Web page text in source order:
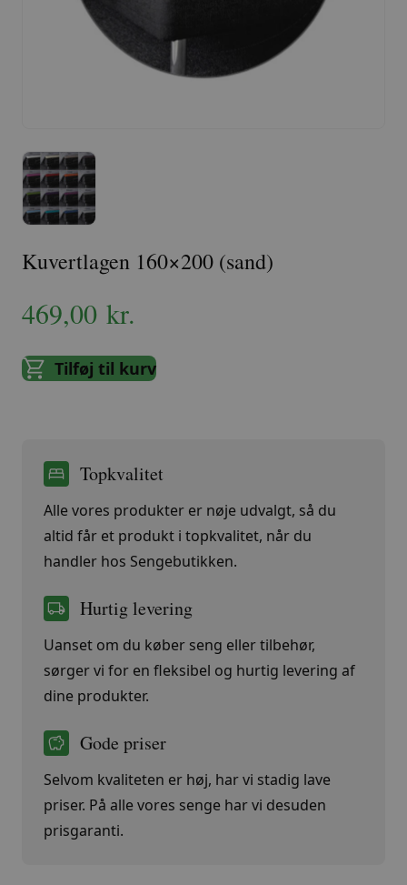
Kuvertlagen 160×200 (sand)
469,00 kr.
Tilføj til kurv
Topkvalitet
Alle vores produkter er nøje udvalgt, så du
altid får et produkt i topkvalitet, når du
handler hos Sengebutikken.
Hurtig levering
Uanset om du køber seng eller tilbehør,
sørger vi for en fleksibel og hurtig levering af
dine produkter.
Gode priser
Selvom kvaliteten er høj, har vi stadig lave
priser. På alle vores senge har vi desuden
prisgaranti.